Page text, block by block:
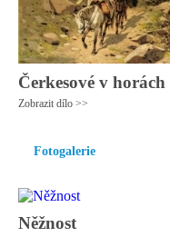
Čerkesové v horách
Zobrazit dílo >>
Fotogalerie
Něžnost